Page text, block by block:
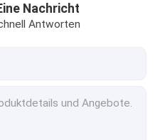
Nachricht
Antworten